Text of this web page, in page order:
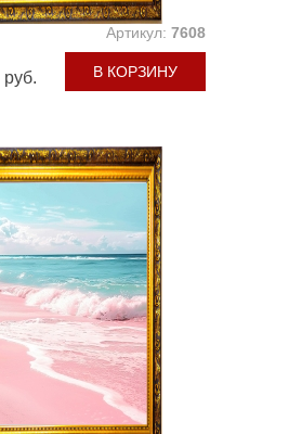
Артикул: 7608
руб. В КОРЗИНУ